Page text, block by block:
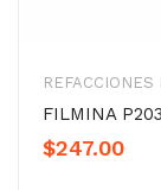
REFACCIONES
FILMINA
$247.00